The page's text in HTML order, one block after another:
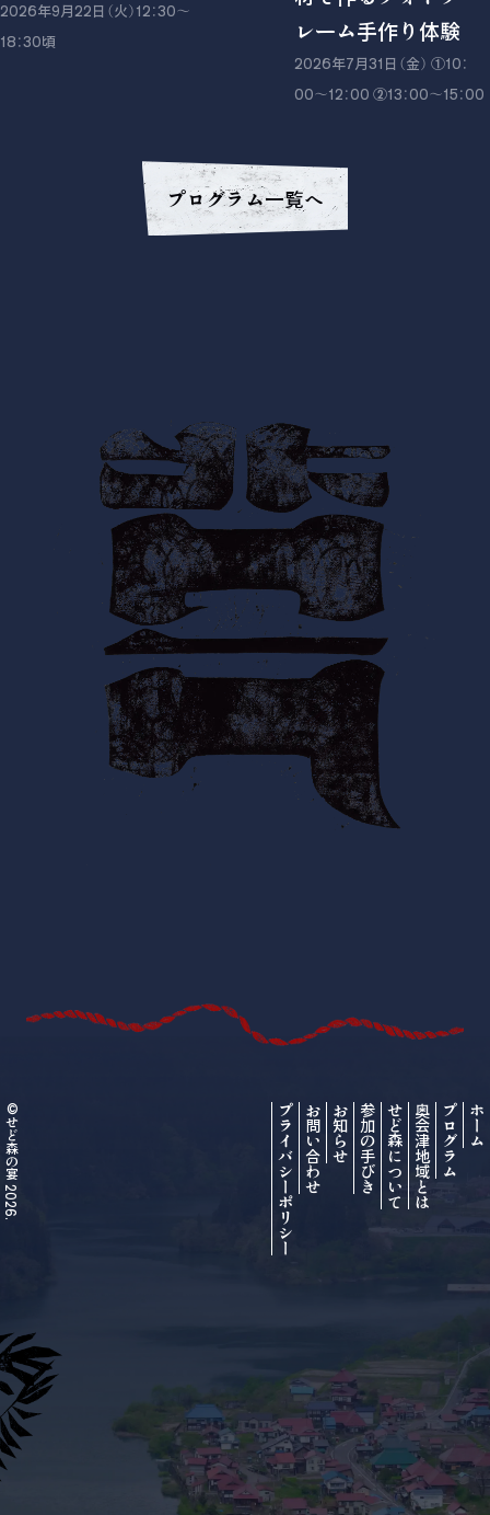
2026年9月22日（火）12：30〜
18：30頃
レーム手作り体験
2026年7月31日（金） ①10：
00〜12：00 ②13：00〜15：00
プログラム一覧へ
ホーム
プログラム
奥会津地域とは
せど森について
参加の手びき
お知らせ
お問い合わせ
プライバシーポリシー
©せど森の宴 2026.